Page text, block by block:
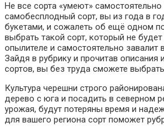
Не все сорта «умеют»
самобесплодный сорт, вы из года в
букетами, и сожалеть об ещё одном
выбрать такой сорт, который не
опылителе и самостоятельно завалит
Зайдя в рубрику и прочитав описания
сортов, вы без труда сможете
Культура черешни строго
дерево с юга и посадить в северном
урожая, будут потеряны время и
для вашего региона сорт поможет